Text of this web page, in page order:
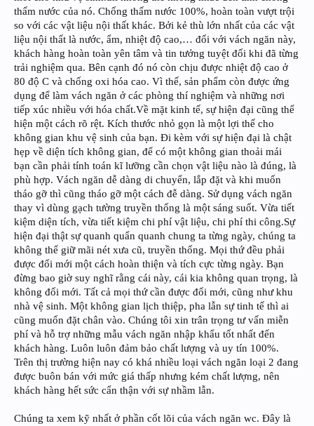
thấm nước của nó. Chống thấm nước 100%, hoàn toàn vượt trội
so với các vật liệu nội thất khác. Bởi kẻ thù lớn nhất của các vật
liệu nội thất là nước, ẩm, nhiệt độ cao,… đối với vách ngăn này,
khách hàng hoàn toàn yên tâm và tin tưởng tuyệt đối khi đã từng
trải nghiệm qua. Bên cạnh đó nó còn chịu được nhiệt độ cao ở
80 độ C và chống oxi hóa cao. Vì thế, sản phẩm còn được ứng
dụng để làm vách ngăn ở các phòng thí nghiệm và những nơi
tiếp xúc nhiều với hóa chất.Về mặt kinh tế, sự hiện đại cũng thể
hiện một cách rõ rệt. Kích thước nhỏ gọn là một lợi thế cho
không gian khu vệ sinh của bạn. Đi kèm với sự hiện đại là chật
hẹp về diện tích không gian, để có một không gian thoải mái
bạn cần phải tính toán kĩ lưỡng cần chọn vật liệu nào là đúng, là
phù hợp. Vách ngăn dễ dàng di chuyển, lắp đặt và khi muốn
tháo gỡ thì cũng tháo gỡ một cách đễ dàng. Sử dụng vách ngăn
thay vì dùng gạch tường truyền thống là một sáng suốt. Vừa tiết
kiệm diện tích, vừa tiết kiệm chi phí vật liệu, chi phí thi công.Sự
hiện đại thật sự quanh quẩn quanh chung ta từng ngày, chúng ta
không thể giữ mãi nét xưa cũ, truyền thống. Mọi thứ đều phải
được đổi mới một cách hoàn thiện và tích cực từng ngày. Bạn
đừng bao giờ suy nghĩ rằng cái này, cái kia không quan trọng, là
không đổi mới. Tất cả mọi thứ cần được đổi mới, cũng như khu
nhà vệ sinh. Một không gian lịch thiệp, pha lẫn sự tinh tế thì ai
cũng muốn đặt chân vào. Chúng tôi xin trân trọng tư vấn miễn
phí và hỗ trợ những mẫu vách ngăn nhập khẩu tốt nhất đến
khách hàng. Luôn luôn đảm bảo chất lượng và uy tín 100%.
Trên thị trường hiện nay có khá nhiều loại vách ngăn loại 2 đang
được buôn bán với mức giá thấp nhưng kém chất lượng, nên
khách hàng hết sức cẩn thận với sự nhầm lẫn.
Chúng ta xem kỹ nhất ở phần cốt lõi của vách ngăn wc. Đây là